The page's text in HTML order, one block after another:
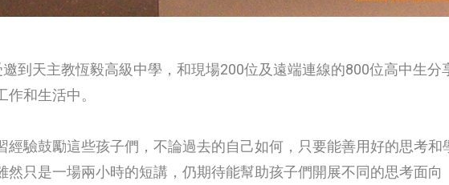
到天主教恆毅高級中學，和現場200位及遠端連線的800位高中生
作和生活中。
經驗鼓勵這些孩子們，不論過去的自己如何，只要能善用好的思考
然只是一場兩小時的短講，仍期待能幫助孩子們開展不同的思考面